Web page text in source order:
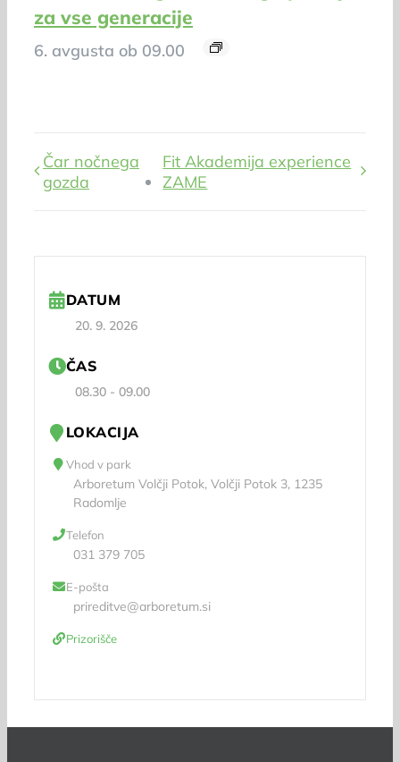
za vse generacije
6. avgusta ob 09.00
Čar nočnega
gozda
Fit Akademija experience
ZAME
DATUM
20. 9. 2026
ČAS
08.30 - 09.00
LOKACIJA
Vhod v park
Arboretum Volčji Potok, Volčji Potok 3, 1235
Radomlje
Telefon
031 379 705
E-pošta
prireditve@arboretum.si
Prizorišče